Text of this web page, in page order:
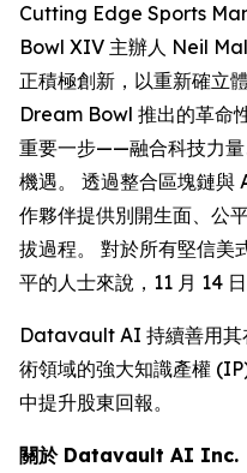
Cutting Edge Sports
Bowl XIV 主辦人 Neil
正積極創新，以重新確立
Dream Bowl 推出的革命
重要一步——融合科技力量
機遇。 透過整合區塊鏈與
作夥伴提供別開生面、公
拔過程。 對於所有堅信美
平的人士來說，11 月 14
Datavault AI 持續善用其
術領域的強大知識產權
中提升股東回報。
關於 Datavault AI Inc.